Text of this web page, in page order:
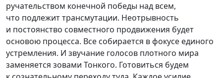
ручательством конечной победы над всем,
что подлежит трансмутации. Неотрывность
и постоянство совместного продвижения будет
основою процесса. Все собирается в фокусе единого
устремления. И звучание голосов плотного мира
заменяется зовами Тонкого. Готовиться будем